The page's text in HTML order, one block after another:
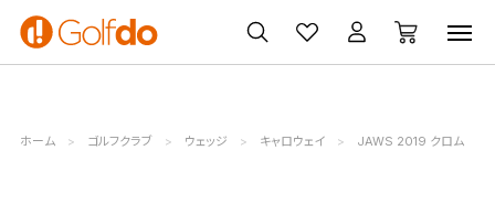
ゴルフ
クラブ
ゴルフ用品
買取
無料査定
クーポン
一覧
ホーム ゴルフクラブ ウェッジ キャロウェイ JAWS 2019 クロム